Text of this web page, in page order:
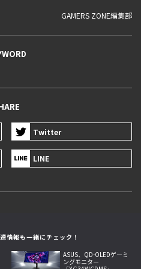
GAMERS ZONE編集部
Twitter
LINE
情報も一緒にチェック！
ASUS、QD-OLEDゲーミ
ングモニター